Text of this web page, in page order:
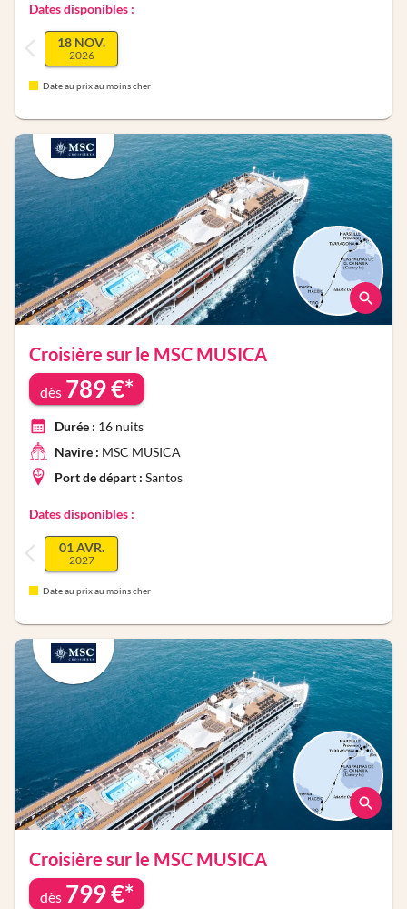
Dates disponibles :
18 NOV.
2026
Date au prix au moins cher
Croisière sur le MSC MUSICA
dès 789€*
Durée : 16 nuits
Navire : MSC MUSICA
Port de départ : Santos
Dates disponibles :
01 AVR.
2027
Date au prix au moins cher
Croisière sur le MSC MUSICA
dès 799€*